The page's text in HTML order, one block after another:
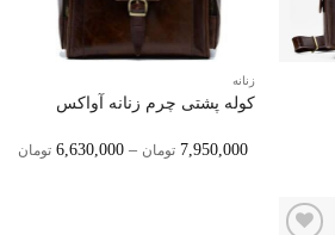
زنانه
کوله پشتی چرم زنانه آواکس
7,950,000 تومان –
6,630,000 تومان